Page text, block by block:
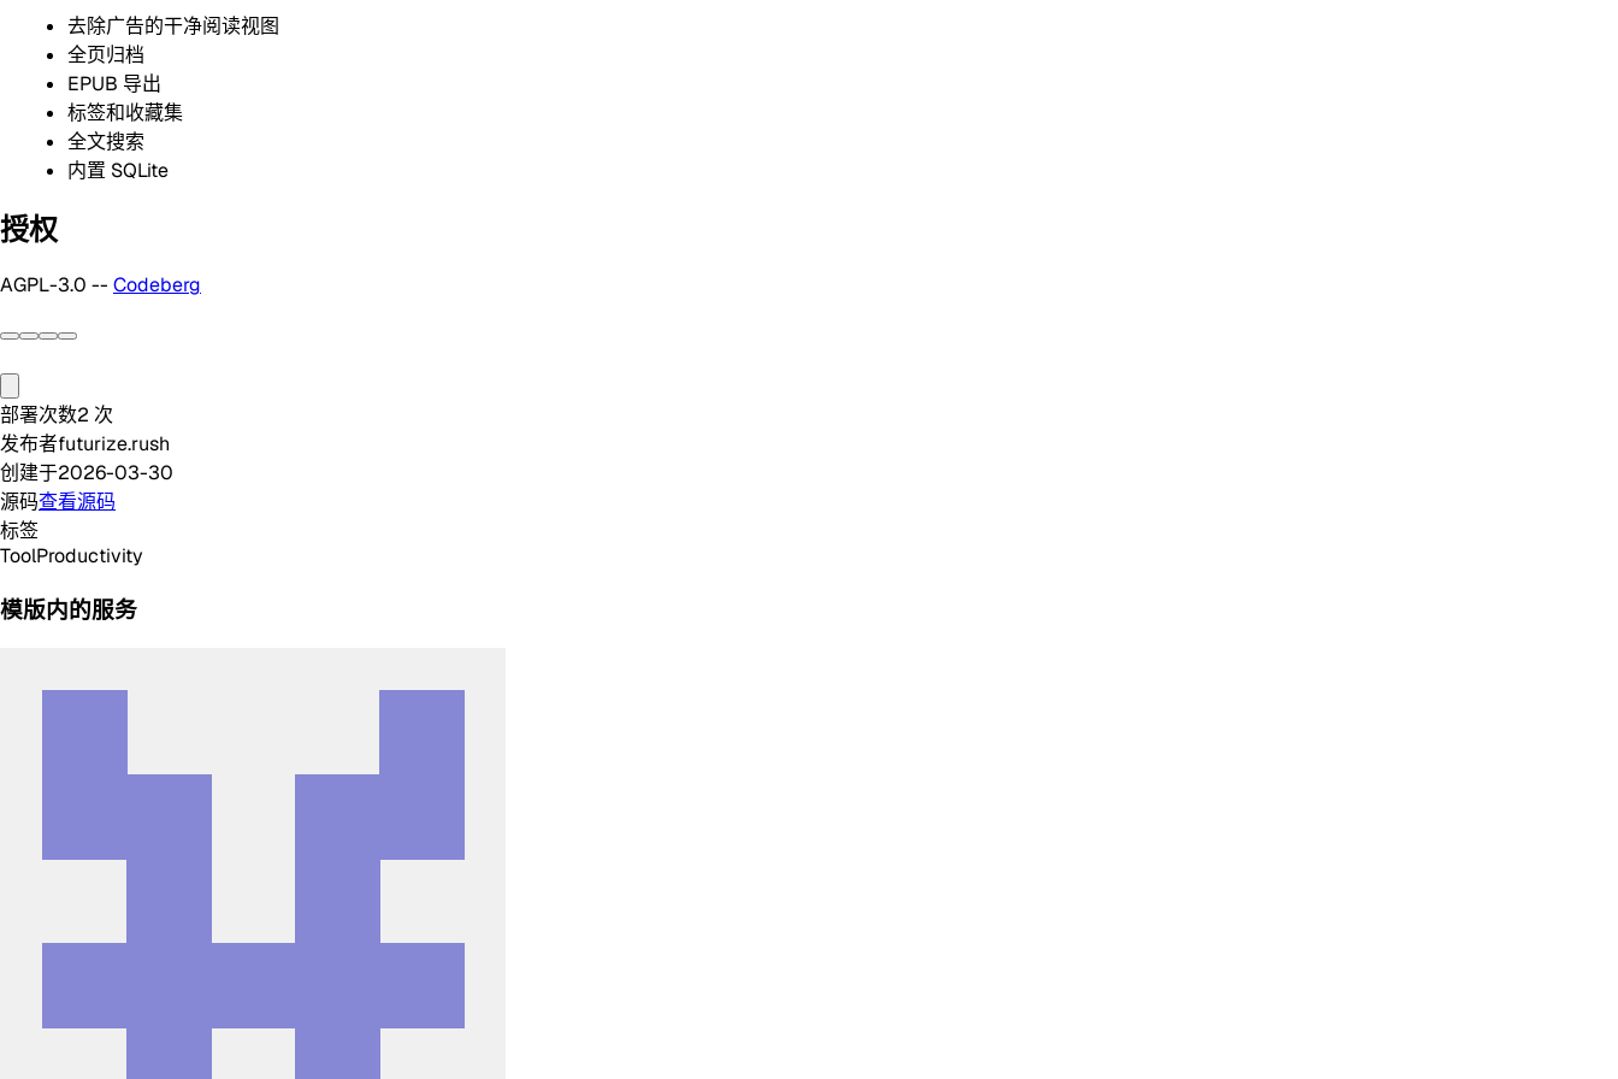
去除广告的干净阅读视图
全页归档
EPUB 导出
标签和收藏集
全文搜索
内置 SQLite
授权
AGPL-3.0 -- Codeberg
部署次数2 次
发布者futurize.rush
创建于2026-03-30
源码查看源码
标签
ToolProductivity
模版内的服务